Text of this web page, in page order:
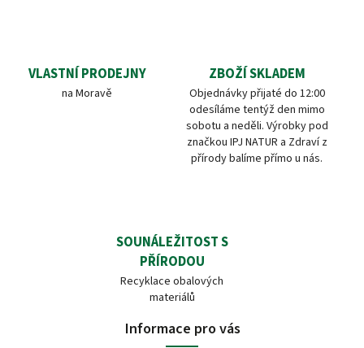
VLASTNÍ PRODEJNY
na Moravě
ZBOŽÍ SKLADEM
Objednávky přijaté do 12:00
odesíláme tentýž den mimo
sobotu a neděli. Výrobky pod
značkou IPJ NATUR a Zdraví z
přírody balíme přímo u nás.
SOUNÁLEŽITOST S
PŘÍRODOU
Recyklace obalových
materiálů
Informace pro vás